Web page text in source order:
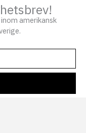
amerikansk